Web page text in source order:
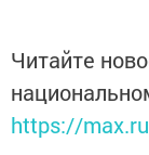
Читайте
https://